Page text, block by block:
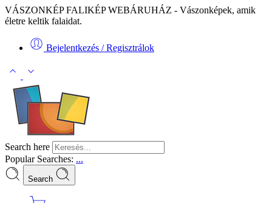
VÁSZONKÉP FALIKÉP WEBÁRUHÁZ - Vászonképek, amik
életre keltik falaidat.
Bejelentkezés / Regisztrálok
Search here
Popular Searches: ...
Search